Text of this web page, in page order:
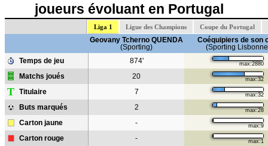
joueurs évoluant en Portugal
Liga 1 Ligue des Champions Coupe du Portugal
Geovany Tcherno QUENDA
(Sporting)
Coéquipiers de son
(Sporting
Temps de jeu
874' max:2880
Matchs joués 20 max:32
T Titulaire 7 max:32
Buts marqués 2 max:28
Carton jaune - max:9
Carton rouge - max:1